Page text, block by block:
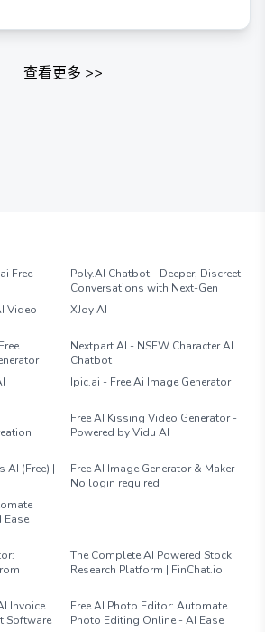
查看更多 >>
Free
Poly.AI Chatbot - Deeper, Discreet
Conversations with Next-Gen
Video
XJoy AI
Nextpart AI - NSFW Character AI
Chatbot
Ipic.ai - Free Ai Image Generator
Free AI Kissing Video Generator -
Powered by Vidu AI
AI (Free) |
Free AI Image Generator & Maker -
No login required
Ease
The Complete AI Powered Stock
Research Platform | FinChat.io
Invoice
Software
Free AI Photo Editor: Automate
Photo Editing Online - AI Ease